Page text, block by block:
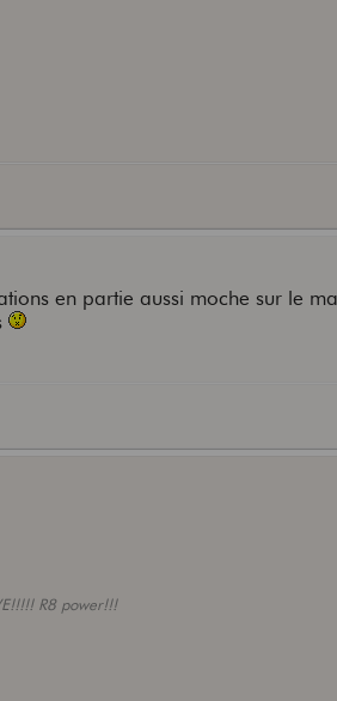
en partie aussi moche sur le
R8 power!!!